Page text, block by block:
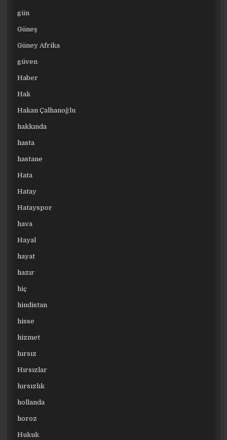
gün
Güneş
Güney Afrika
güven
Haber
Hak
Hakan Çalhanoğlu
hakkında
hasta
hastane
Hata
Hatay
Hatayspor
hava
Hayal
hayat
hazır
hiç
hindistan
hisse
hizmet
hırsız
Hırsızlar
hırsızlık
hollanda
horoz
Hukuk